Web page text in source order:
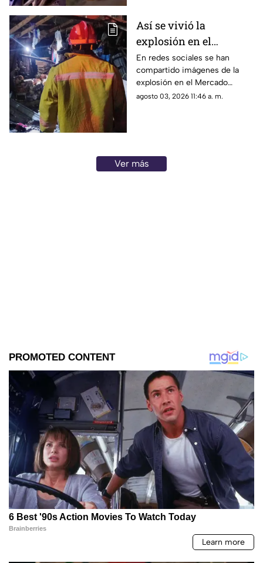
Así se vivió la
explosión en el
Mercado Central de
Acapulco que dejó
varios locales
afectados
En redes sociales se han
compartido imágenes de la
explosión en el Mercado
Central de Acapulco que dejó
agosto 03, 2026 11:46 a. m.
Ver más